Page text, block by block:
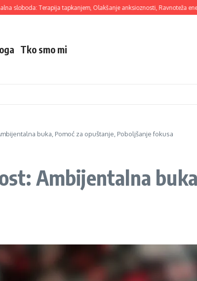
Terapija tapkanjem, Olakšanje anksioznosti, Ravnoteža energije
Tko smo mi
buka, Pomoć za opuštanje, Poboljšanje fokusa
Ambijentalna